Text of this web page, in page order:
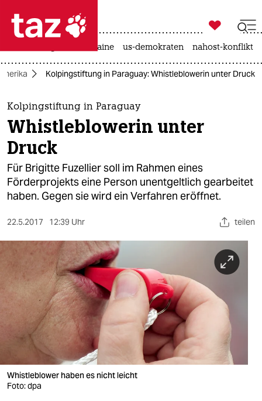
 taz zahl ich
taz zahl ich
themen
politik
öko
gesellschaft
sport
berlin
nord
wahrheit
verlag
verlag
veranstaltungen

taz zahl ich
krieg in der ukraine us-demokraten nahost-konflikt
Kolpingstiftung in Paraguay: Whistleblowerin unter Druck
Kolpingstiftung in Paraguay
Whistleblowerin unter
Druck
Für Brigitte Fuzellier soll im Rahmen eines
Förderprojekts eine Person unentgeltlich gearbeitet
haben. Gegen sie wird ein Verfahren eröffnet.
22.5.2017 12:39 Uhr teilen
Whistleblower haben es nicht leicht
Foto: dpa